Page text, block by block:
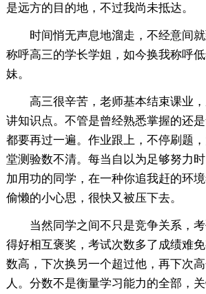
是远方的目的地，不过我尚未抵达。
时间悄无声息地溜走，不经意间就
称呼高三的学长学姐，如今换我称呼
妹。
高三很辛苦，老师基本结束课业，
讲知识点。不管是曾经熟悉掌握的还
都要再过一遍。作业跟上，不停刷题
堂测验数不清。每当自以为足够努力
加用功的同学，在一种你追我赶的环
偷懒的小心思，很快又被压下去。
当然同学之间不只是竞争关系，考
得好相互褒奖，考试次数多了成绩难
数高，下次换另一个超过他，再下次
人。分数不是衡量学习能力的全部，